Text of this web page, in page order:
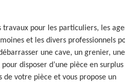
travaux pour les particuliers, les
et les divers professionnels
une cave, un grenier, une
disposer d’une pièce en surplus
votre pièce et vous propose un